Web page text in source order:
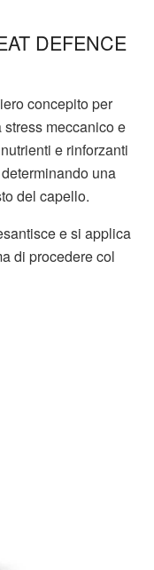
DEFENCE
concepito per
meccanico e
e rinforzanti
determinando una
del capello.
e si applica
di procedere col